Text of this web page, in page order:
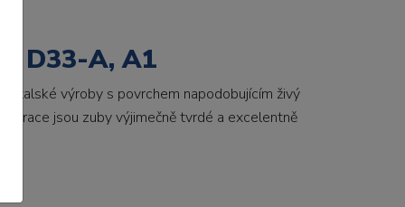
D33-A, A1
italské výroby s povrchem napodobujícím živý
jsou zuby výjimečně tvrdé a excelentně